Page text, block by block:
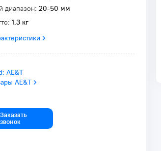
диапазон: 20-50 мм
1.3 кг
AE&T
Заказать
звонок